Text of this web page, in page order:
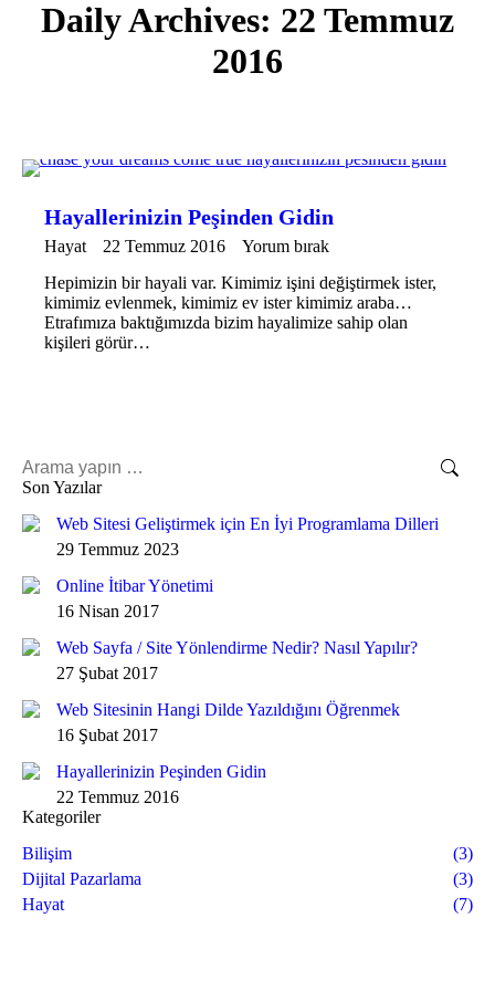
Daily Archives: 22 Temmuz
2016
Hayallerinizin Peşinden Gidin
Hayat 22 Temmuz 2016
Yorum bırak
Hepimizin bir hayali var. Kimimiz işini değiştirmek ister,
kimimiz evlenmek, kimimiz ev ister kimimiz araba…
Etrafımıza baktığımızda bizim hayalimize sahip olan
kişileri görür…
Search:
Son Yazılar
Web Sitesi Geliştirmek için En İyi Programlama Dilleri
29 Temmuz 2023
Online İtibar Yönetimi
16 Nisan 2017
Web Sayfa / Site Yönlendirme Nedir? Nasıl Yapılır?
27 Şubat 2017
Web Sitesinin Hangi Dilde Yazıldığını Öğrenmek
16 Şubat 2017
Hayallerinizin Peşinden Gidin
22 Temmuz 2016
Kategoriler
Bilişim
(3)
Dijital Pazarlama
(3)
Hayat
(7)